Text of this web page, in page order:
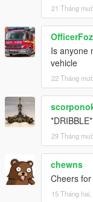
21 Tháng
Is anyone
vehicle
22 Tháng
29 Tháng
chewns
Cheers for
15 Tháng